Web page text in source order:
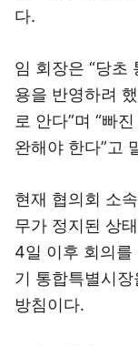
다.
임 회장은 “당초
용을 반영하려
로 안다”며 “빠
완해야 한다”고
현재 협의회 소
무가 정지된 상
4일 이후 회의를
기 통합특별시
방침이다.